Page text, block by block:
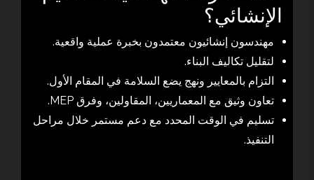
الإنشائي؟
مهندسون إنشائيون معتمدون بخبرة عملية واقعية.
لتقليل تكاليف البناء.
التزام بالمعايير ونهج يضع السلامة في المقام الأول.
تعاون وثيق مع المعماريين، المقاولين، وفرق MEP.
تسليم في الوقت المحدد مع دعم مستمر خلال مراحل
التنفيذ.